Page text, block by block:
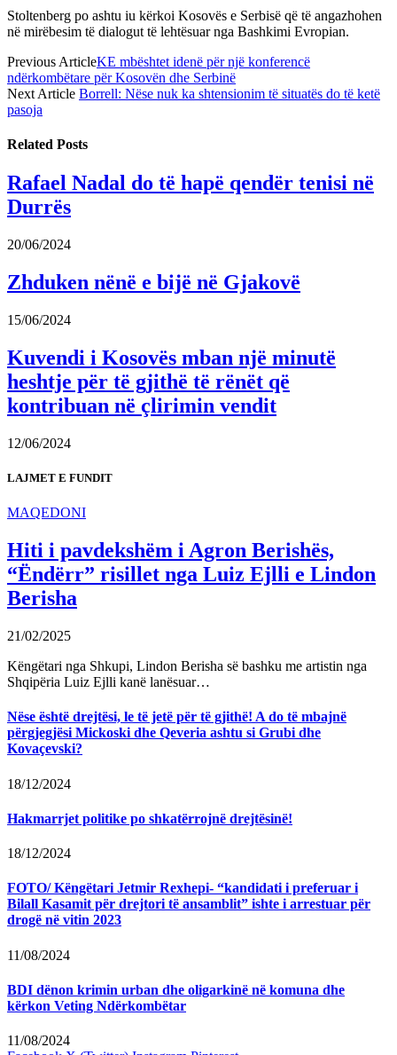
Stoltenberg po ashtu iu kërkoi Kosovës e Serbisë që të angazhohen
në mirëbesim të dialogut të lehtësuar nga Bashkimi Evropian.
Previous ArticleKE mbështet idenë për një konferencë
ndërkombëtare për Kosovën dhe Serbinë
Next Article Borrell: Nëse nuk ka shtensionim të situatës do të ketë
pasoja
Related Posts
Rafael Nadal do të hapë qendër tenisi në
Durrës
20/06/2024
Zhduken nënë e bijë në Gjakovë
15/06/2024
Kuvendi i Kosovës mban një minutë
heshtje për të gjithë të rënët që
kontribuan në çlirimin vendit
12/06/2024
LAJMET E FUNDIT
MAQEDONI
Hiti i pavdekshëm i Agron Berishës,
“Ëndërr” risillet nga Luiz Ejlli e Lindon
Berisha
21/02/2025
Këngëtari nga Shkupi, Lindon Berisha së bashku me artistin nga
Shqipëria Luiz Ejlli kanë lanësuar…
Nëse është drejtësi, le të jetë për të gjithë! A do të mbajnë
përgjegjësi Mickoski dhe Qeveria ashtu si Grubi dhe
Kovaçevski?
18/12/2024
Hakmarrjet politike po shkatërrojnë drejtësinë!
18/12/2024
FOTO/ Këngëtari Jetmir Rexhepi- “kandidati i preferuar i
Bilall Kasamit për drejtori të ansamblit” ishte i arrestuar për
drogë në vitin 2023
11/08/2024
BDI dënon krimin urban dhe oligarkinë në komuna dhe
kërkon Veting Ndërkombëtar
11/08/2024